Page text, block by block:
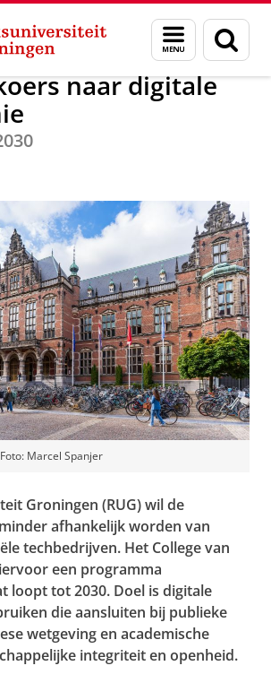
Menu
en
zoeken
Nieuws
naar digitale
Marcel Spanjer
Groningen (RUG) wil de
afhankelijk worden van
techbedrijven. Het College van
een programma
loopt tot 2030. Doel is digitale
die aansluiten bij publieke
wetgeving en academische
integriteit en openheid.